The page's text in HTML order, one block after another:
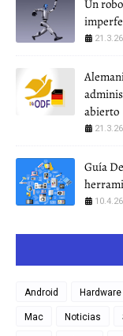
Un
21.3.26
abierto
21.3.26
Guía
10.4.26
Android Hardware
Mac Noticias